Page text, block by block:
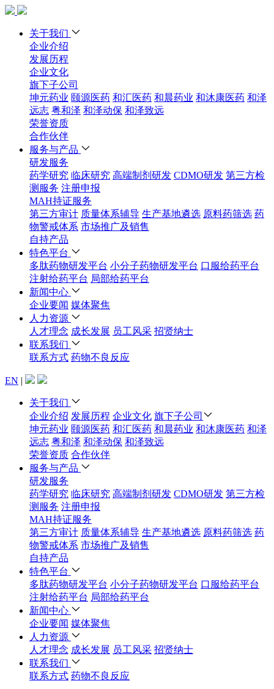
关于我们
企业介绍
发展历程
企业文化
旗下子公司
坤元药业 颐源医药 和汇医药 和晨药业 和沐康医药 和泽
远志 粤和泽 和泽动保 和泽致远
荣誉资质
合作伙伴
服务与产品
研发服务
药学研究 临床研究 高端制剂研发 CDMO研发 第三方检
测服务 注册申报
MAH持证服务
第三方审计 质量体系辅导 生产基地遴选 原料药筛选 药
物警戒体系 市场推广及销售
自持产品
特色平台
多肽药物研发平台 小分子药物研发平台 口服给药平台
注射给药平台 局部给药平台
新闻中心
企业要闻 媒体聚焦
人力资源
人才理念 成长发展 员工风采 招贤纳士
联系我们
联系方式 药物不良反应
EN |
关于我们
企业介绍 发展历程 企业文化 旗下子公司
坤元药业 颐源医药 和汇医药 和晨药业 和沐康医药 和泽
远志 粤和泽 和泽动保 和泽致远
荣誉资质 合作伙伴
服务与产品
研发服务
药学研究 临床研究 高端制剂研发 CDMO研发 第三方检
测服务 注册申报
MAH持证服务
第三方审计 质量体系辅导 生产基地遴选 原料药筛选 药
物警戒体系 市场推广及销售
自持产品
特色平台
多肽药物研发平台 小分子药物研发平台 口服给药平台
注射给药平台 局部给药平台
新闻中心
企业要闻 媒体聚焦
人力资源
人才理念 成长发展 员工风采 招贤纳士
联系我们
联系方式 药物不良反应